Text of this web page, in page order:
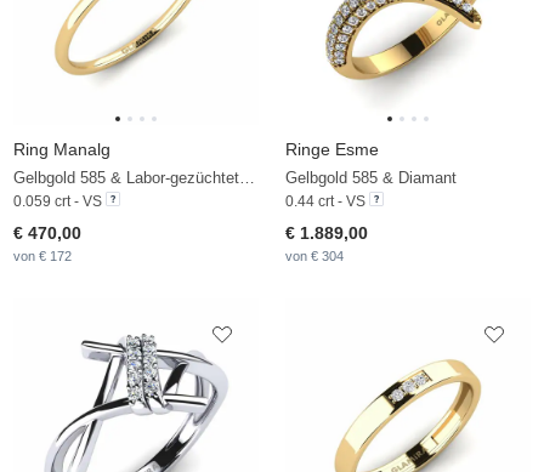
Ring Manalg
0.059 crt - VS
€ 470,00
von € 172
Ringe Esme
Gelbgold 585 & Diamant
0.44 crt - VS
€ 1.889,00
von € 304